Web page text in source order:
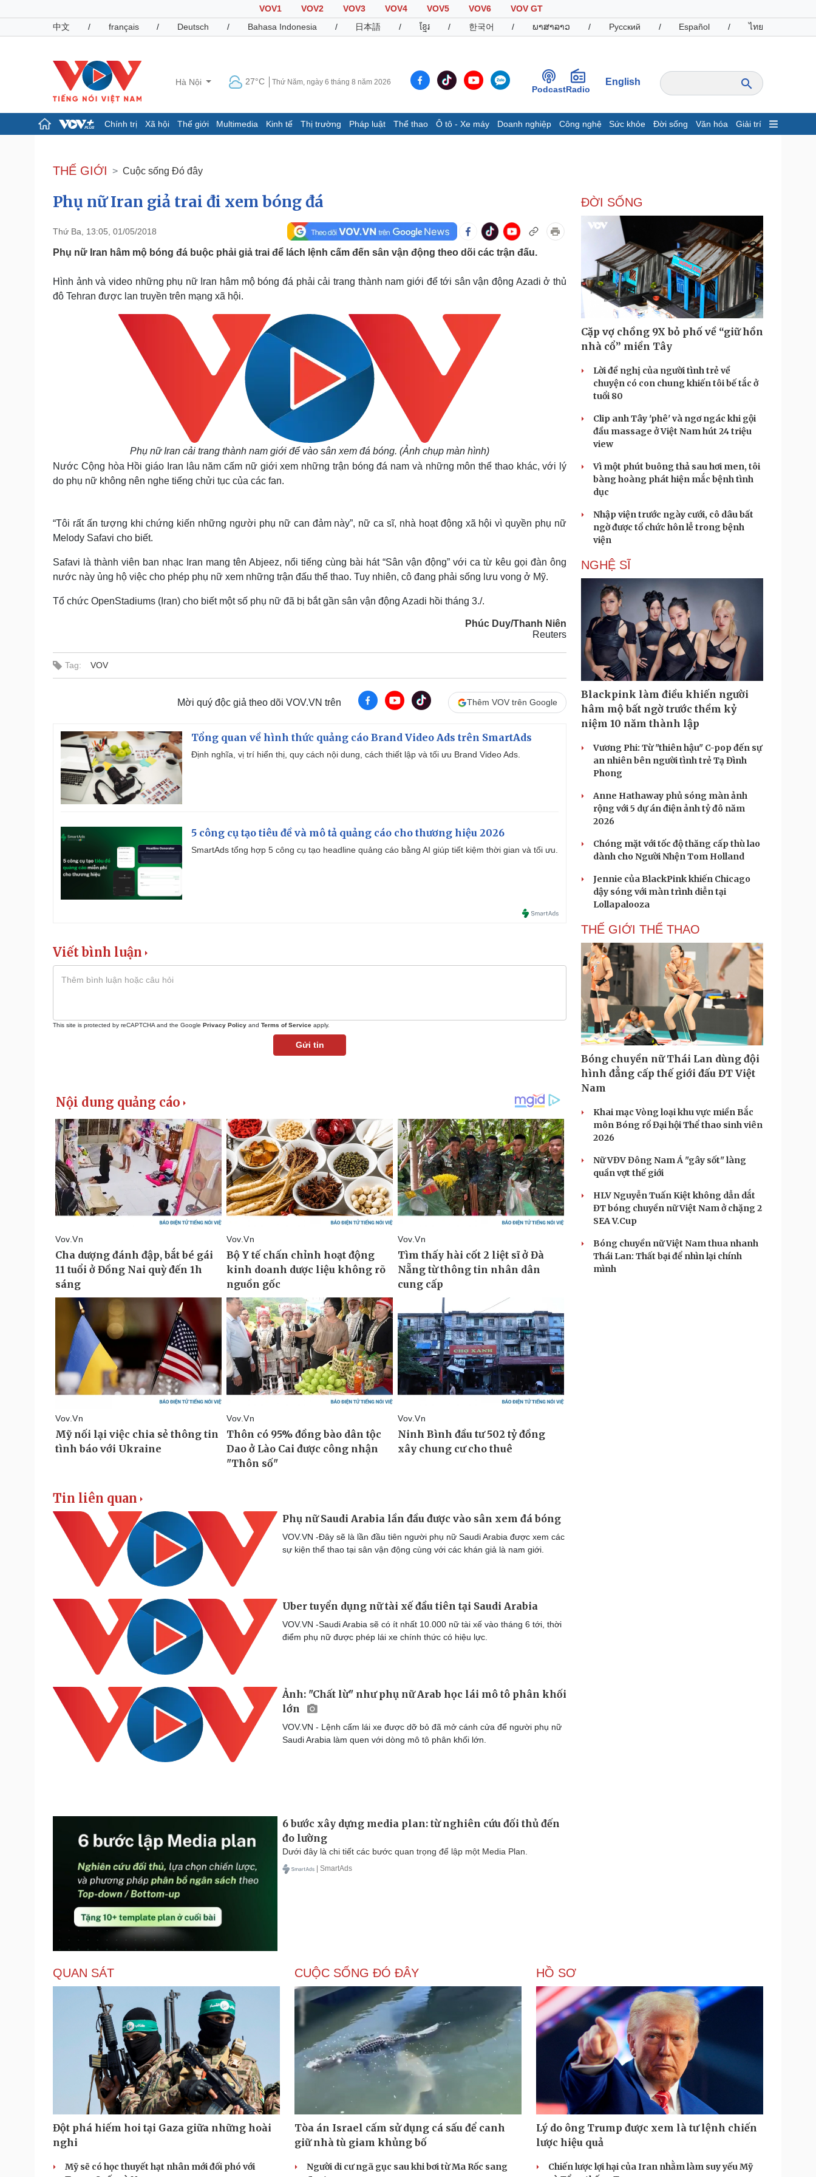
VOV1 VOV2 VOV3 VOV4 VOV5 VOV6
VOV GT
中文
/ français / Deutsch / Bahasa Indonesia / 日本語 / ខ្មែរ / 한국어 / ພາສາລາວ / Русский / Español / ไทย
Hà Nội 27°C Thứ Năm, ngày 6 tháng 8 năm 2026
PodcastRadio
English
Chính trị Xã hội Thế giới Multimedia Kinh tế Thị trường Pháp luật Thể thao Ô tô - Xe máy Doanh nghiệp Công nghệ Sức khỏe Đời sống Văn hóa Giải trí
Đảng
Tổ chức nhân sự
Nhận diện sự thật
Tin 24h
Dự báo thời tiết
Dấu ấn VOV
Giá cà phê
Pháp luật
Tin nóng
Tư vấn luật
Quân sự - Quốc phòng
Việt Nam
Phân tích
Thể thao
Lịch thi đấu bóng đá
Hậu trường
Ô tô - Xe máy
Xe máy
Thông tin doanh nghiệp
Doanh nghiệp 24h
Doanh nhân
Công nghệ
Sành điệu
Tin Công nghệ
Trải nghiệm
Chuyển đổi số
Dinh dưỡng - món ngon
Đời sống
Nhà đẹp
Tình yêu - Gia đình
Sân khấu - Điện ảnh
Văn học
Di sản
Giải trí
Nghệ sĩ
Thời trang
Podcast
Câu chuyện thời sự
Đọc truyện đêm khuya
Cửa sổ tình yêu
Cải chính
THẾ GIỚI Cuộc sống Đó đây
Phụ nữ Iran giả trai đi xem bóng đá
Thứ Ba, 13:05, 01/05/2018
Phụ nữ Iran hâm mộ bóng đá buộc phải giả trai để lách lệnh cấm đến sân vận động theo dõi các trận đấu.
Hình ảnh và video những phụ nữ Iran hâm mộ bóng đá phải cải trang thành nam giới để tới sân vận động Azadi ở thủ
đô Tehran được lan truyền trên mạng xã hội.
Phụ nữ Iran cải trang thành nam giới để vào sân xem đá bóng. (Ảnh chụp màn hình)
Nước Cộng hòa Hồi giáo Iran lâu năm cấm nữ giới xem những trận bóng đá nam và những môn thể thao khác, với lý
do phụ nữ không nên nghe tiếng chửi tục của các fan.
“Tôi rất ấn tượng khi chứng kiến những người phụ nữ can đảm này”, nữ ca sĩ, nhà hoạt động xã hội vì quyền phụ nữ
Melody Safavi cho biết.
Safavi là thành viên ban nhạc Iran mang tên Abjeez, nổi tiếng cùng bài hát “Sân vận động” với ca từ kêu gọi đàn ông
nước này ủng hộ việc cho phép phụ nữ xem những trận đấu thể thao. Tuy nhiên, cô đang phải sống lưu vong ở Mỹ.
Tổ chức OpenStadiums (Iran) cho biết một số phụ nữ đã bị bắt gần sân vận động Azadi hồi tháng 3./.
Phúc Duy/Thanh Niên
Reuters
Tag: VOV
Mời quý độc giả theo dõi VOV.VN trên Thêm VOV trên Google
Tổng quan về hình thức quảng cáo Brand Video Ads trên SmartAds
Định nghĩa, vị trí hiển thị, quy cách nội dung, cách thiết lập và tối ưu Brand Video Ads.
5 công cụ tạo tiêu đề và mô tả quảng cáo cho thương hiệu 2026
SmartAds tổng hợp 5 công cụ tạo headline quảng cáo bằng AI giúp tiết kiệm thời gian và tối ưu.
Viết bình luận
This site is protected by reCAPTCHA and the Google Privacy Policy and Terms of Service apply.
Gửi tin
Tin liên quan
Phụ nữ Saudi Arabia lần đầu được vào sân xem đá bóng
VOV.VN -Đây sẽ là lần đầu tiên người phụ nữ Saudi Arabia được xem các
sự kiện thể thao tại sân vận động cùng với các khán giả là nam giới.
Uber tuyển dụng nữ tài xế đầu tiên tại Saudi Arabia
VOV.VN -Saudi Arabia sẽ có ít nhất 10.000 nữ tài xế vào tháng 6 tới, thời
điểm phụ nữ được phép lái xe chính thức có hiệu lực.
Ảnh: "Chất lừ" như phụ nữ Arab học lái mô tô phân khối
lớn
VOV.VN - Lệnh cấm lái xe được dỡ bỏ đã mở cánh cửa để người phụ nữ
Saudi Arabia làm quen với dòng mô tô phân khối lớn.
6 bước xây dựng media plan: từ nghiên cứu đối thủ đến
đo lường
Dưới đây là chi tiết các bước quan trọng để lập một Media Plan.
| SmartAds
ĐỜI SỐNG
Cặp vợ chồng 9X bỏ phố về “giữ hồn
nhà cổ” miền Tây
Lời đề nghị của người tình trẻ về
chuyện có con chung khiến tôi bế tắc ở
tuổi 80
Clip anh Tây 'phê' và ngơ ngác khi gội
đầu massage ở Việt Nam hút 24 triệu
view
Vì một phút buông thả sau hơi men, tôi
bàng hoàng phát hiện mắc bệnh tình
dục
Nhập viện trước ngày cưới, cô dâu bất
ngờ được tổ chức hôn lễ trong bệnh
viện
NGHỆ SĨ
Blackpink làm điều khiến người
hâm mộ bất ngờ trước thềm kỷ
niệm 10 năm thành lập
Vương Phi: Từ "thiên hậu" C-pop đến sự
an nhiên bên người tình trẻ Tạ Đình
Phong
Anne Hathaway phủ sóng màn ảnh
rộng với 5 dự án điện ảnh tỷ đô năm
2026
Chóng mặt với tốc độ thăng cấp thù lao
dành cho Người Nhện Tom Holland
Jennie của BlackPink khiến Chicago
dậy sóng với màn trình diễn tại
Lollapalooza
THẾ GIỚI THỂ THAO
Bóng chuyền nữ Thái Lan dùng đội
hình đẳng cấp thế giới đấu ĐT Việt
Nam
Khai mạc Vòng loại khu vực miền Bắc
môn Bóng rổ Đại hội Thể thao sinh viên
2026
Nữ VĐV Đông Nam Á "gây sốt" làng
quần vợt thế giới
HLV Nguyễn Tuấn Kiệt không dẫn dắt
ĐT bóng chuyền nữ Việt Nam ở chặng 2
SEA V.Cup
Bóng chuyền nữ Việt Nam thua nhanh
Thái Lan: Thất bại để nhìn lại chính
mình
QUAN SÁT
Đột phá hiếm hoi tại Gaza giữa những hoài
nghi
Mỹ sẽ có học thuyết hạt nhân mới đối phó với
CUỘC SỐNG ĐÓ ĐÂY
Tòa án Israel cấm sử dụng cá sấu để canh
giữ nhà tù giam khủng bố
Người di cư ngã gục sau khi bơi từ Ma Rốc sang
HỒ SƠ
Lý do ông Trump được xem là tư lệnh chiến
lược hiệu quả
Chiến lược lợi hại của Iran nhằm làm suy yếu Mỹ